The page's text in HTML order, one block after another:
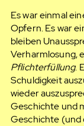
Es war einmal
Opfern. Es war
bleiben
Verharmlosung,
Pflichterfüllung.
Schuldigkeit
wieder
Geschichte und
Geschichte (und